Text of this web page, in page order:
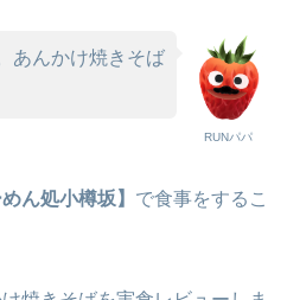
RUNパパ
あんかけ焼きそば
めん処小樽坂】 で食事をするこ